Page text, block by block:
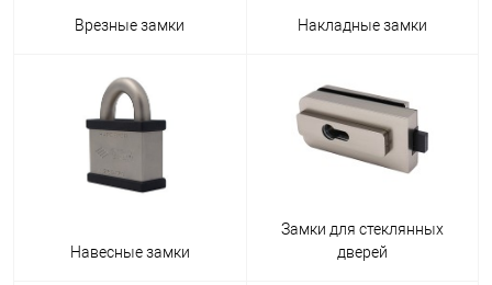
Врезные замки Накладные замки
Навесные замки
Замки для стеклянных
дверей